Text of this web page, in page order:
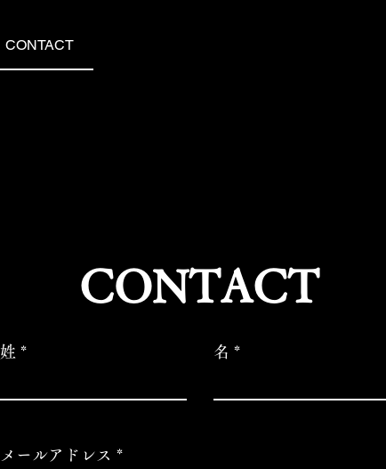
CONTACT
​CONTACT
姓 名
メールアドレス